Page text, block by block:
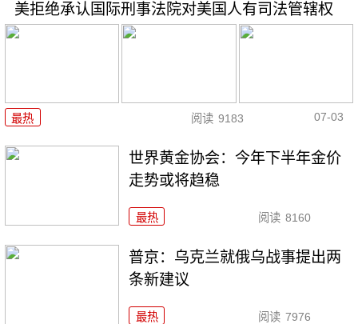
美拒绝承认国际刑事法院对美国人有司法管辖权
最热 阅读 9183 07-03
世界黄金协会：今年下半年金价
走势或将趋稳
最热 阅读 8160
普京：乌克兰就俄乌战事提出两
条新建议
最热 阅读 7976